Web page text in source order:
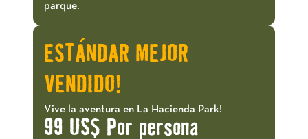
parque.
ESTÁNDAR MEJOR
VENDIDO!
Vive la aventura en La Hacienda Park!
99 US$ Por persona